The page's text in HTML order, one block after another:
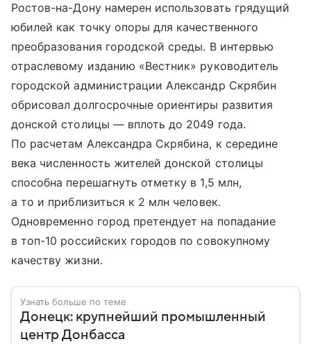
Ростов-на-Дону намерен использовать грядущий
юбилей как точку опоры для качественного
преобразования городской среды. В интервью
отраслевому изданию «Вестник» руководитель
городской администрации Александр Скрябин
обрисовал долгосрочные ориентиры развития
донской столицы — вплоть до 2049 года.
По расчетам Александра Скрябина, к середине
века численность жителей донской столицы
способна перешагнуть отметку в 1,5 млн,
а то и приблизиться к 2 млн человек.
Одновременно город претендует на попадание
в топ-10 российских городов по совокупному
качеству жизни.
Узнать больше по теме
Донецк: крупнейший промышленный
центр Донбасса